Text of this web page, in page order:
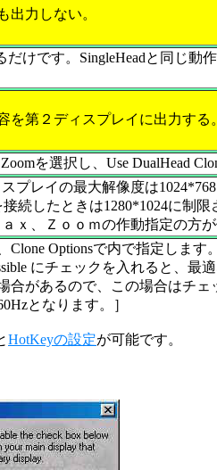
出力しない。
だけです。SingleHeadと同じ動
を第２ディスプレイに出力する。
を選択し、Use DualHead
プレイの最大解像度は1024*768
続したときは1280*1024に制限
ｘ、Ｚｏｏｍの作動指定の方が
Optionsで内で指定します。
にチェックを入れると、
合があるので、この場合はチ
となります。］
HotKeyの設定が可能です。